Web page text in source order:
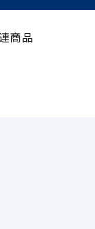
商品